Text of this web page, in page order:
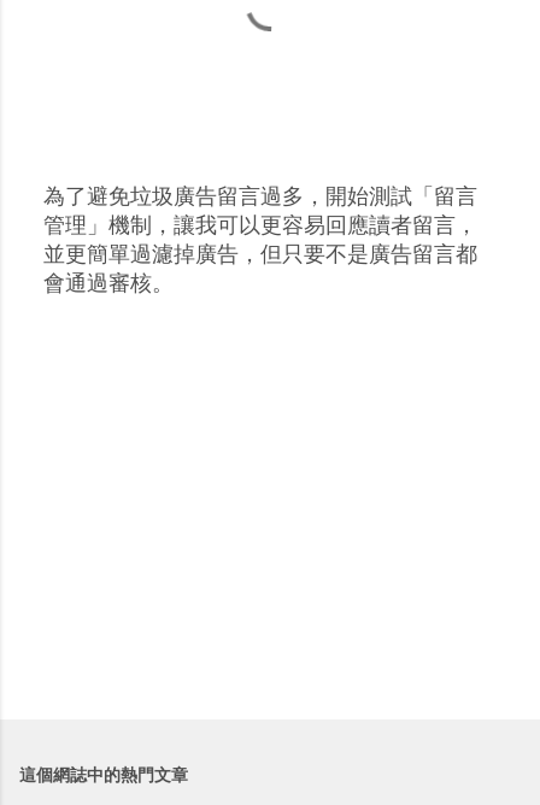
張
貼
留
為了避免垃圾廣告留言過多，開始測試「留言
管理」機制，讓我可以更容易回應讀者留言，
並更簡單過濾掉廣告，但只要不是廣告留言都
會通過審核。
這個網誌中的熱門文章